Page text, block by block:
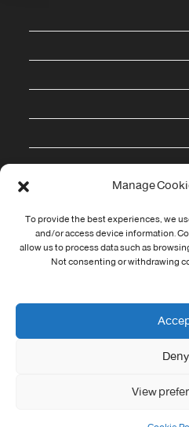
Manage
To provide the best experiences, we
and/or access device information.
allow us to process data such as
Not consenting or withdrawing
Deny
View
قسنطينة - تبسة